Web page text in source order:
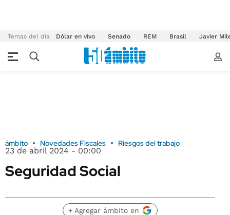
Temas del día Dólar en vivo Senado REM Brasil Javier
ámbito Novedades Fiscales Riesgos del trabajo
23 de abril 2024 - 00:00
Seguridad Social
+ Agregar ámbito en